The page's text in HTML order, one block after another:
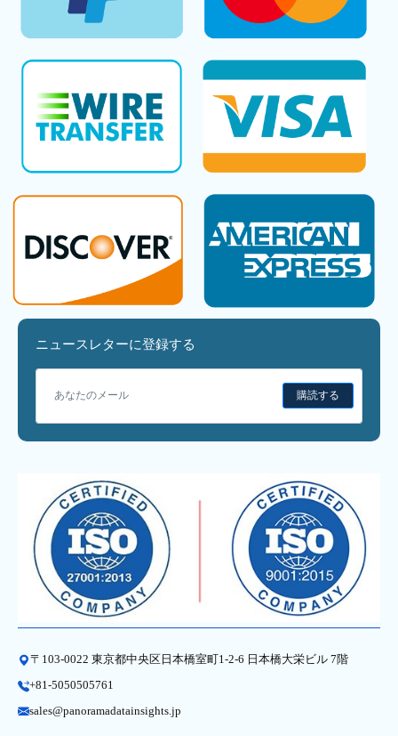
ニュースレターに登録する
購読する
〒103-0022 東京都中央区日本橋室町1-2-6 日本橋大栄ビル 7階
+81-5050505761
sales@panoramadatainsights.jp